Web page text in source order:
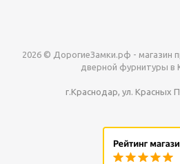
2026 © ДорогиеЗамки.рф - магазин
дверной фурнитуры в
г.Краснодар, ул. Красных